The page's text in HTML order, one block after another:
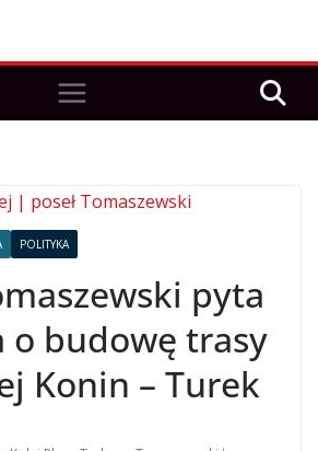
POLITYKA
pyta
o budowę trasy
Konin – Turek